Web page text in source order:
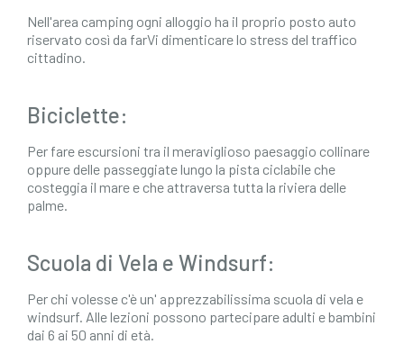
Nell'area camping ogni alloggio ha il proprio posto auto
riservato così da farVi dimenticare lo stress del traffico
cittadino.
Biciclette:
Per fare escursioni tra il meraviglioso paesaggio collinare
oppure delle passeggiate lungo la pista ciclabile che
costeggia il mare e che attraversa tutta la riviera delle
palme.
Scuola di Vela e Windsurf:
Per chi volesse c'è un' apprezzabilissima scuola di vela e
windsurf. Alle lezioni possono partecipare adulti e bambini
dai 6 ai 50 anni di età.